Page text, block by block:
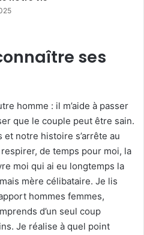
ses
homme : il m’aide à passer
que le couple peut être sain.
notre histoire s’arrête au
respirer, de temps pour moi, la
moi qui ai eu longtemps la
mère célibataire. Je lis
hommes femmes,
d’un seul coup
Je réalise à quel point